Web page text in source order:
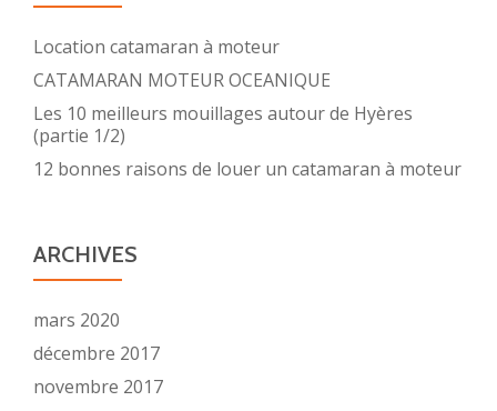
Location catamaran à moteur
CATAMARAN MOTEUR OCEANIQUE
Les 10 meilleurs mouillages autour de Hyères
(partie 1/2)
12 bonnes raisons de louer un catamaran à moteur
ARCHIVES
mars 2020
décembre 2017
novembre 2017